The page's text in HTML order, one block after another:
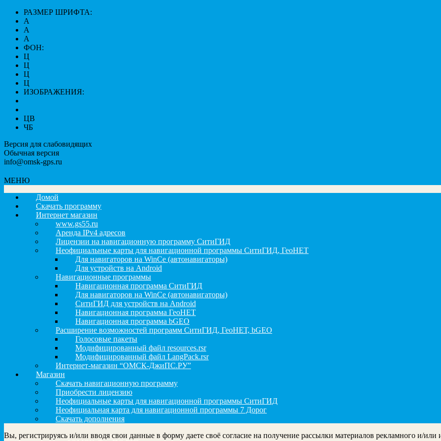
РАЗМЕР ШРИФТА:
A
A
A
ФОН:
Ц
Ц
Ц
Ц
ИЗОБРАЖЕНИЯ:
ЦВ
ЧБ
Версия для слабовидящих
Обычная версия
info@omsk-gps.ru
МЕНЮ
Домой
Скачать программу
Интернет магазин
www.gs55.ru
Аренда IPv4 адресов
Лицензии на навигационную программу СитиГИД
Неофициальные карты для навигационной программы СитиГИД, ГеоНЕТ
Для навигаторов на WinCe (автонавигаторы)
Для устройств на Android
Навигационные программы
Навигационная программа СитиГИД
Для навигаторов на WinCe (автонавигаторы)
СитиГИД для устройств на Android
Навигационная программа ГеоНЕТ
Навигационная программа bGEO
Расширение возможностей программ СитиГИД, ГеоНЕТ, bGEO
Голосовые пакеты
Модифицированный файл resources.rsr
Модифицированный файл LangPack.rsr
Интернет-магазин “ОМСК-ДжиПС.РУ”
Магазин
Скачать навигационную программу
Приобрести лицензию
Неофициальные карты для навигационной программы СитиГИД
Неофициальная карта для навигационной программы 7 Дорог
Скачать дополнения
Вы, регистрируясь и/или вводя свои данные в форму даете своё согласие на получение рассылки материалов рекламного и/